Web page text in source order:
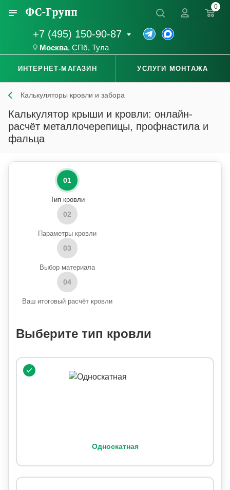
+7 (495) 150-90-87
Москва, СПб, Тула
0
ИНТЕРНЕТ-МАГАЗИН УСЛУГИ МОНТАЖА
Калькуляторы кровли и забора
Калькулятор крыши и кровли: онлайн-
расчёт металлочерепицы, профнастила и
фальца
01
Тип кровли
02
Параметры кровли
03
Выбор материала
04
Ваш итоговый расчёт кровли
Выберите тип кровли
Односкатная